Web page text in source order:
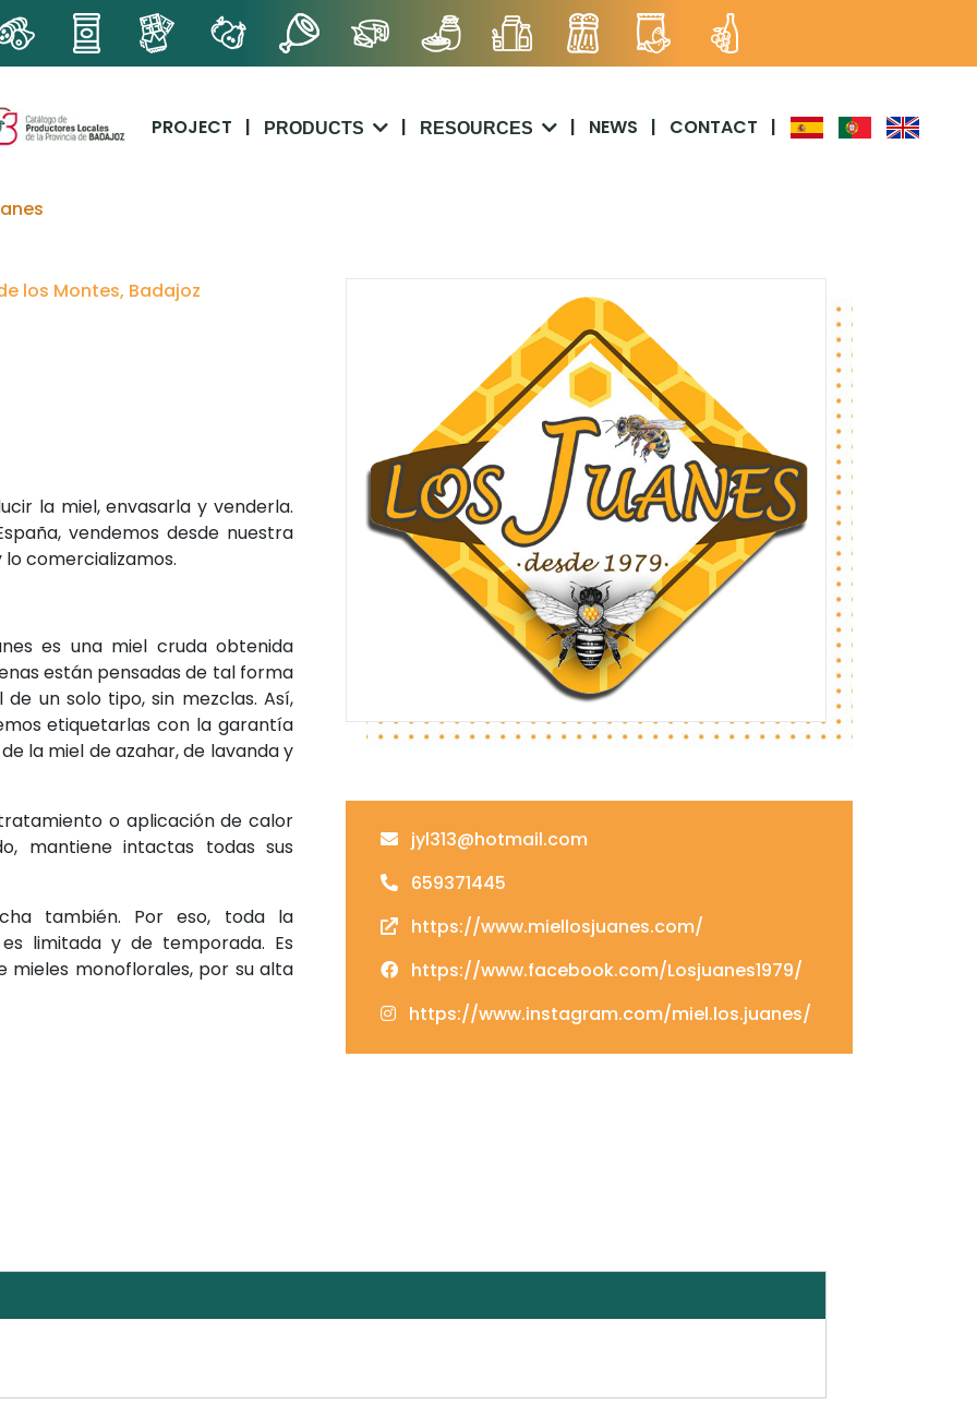
PROJECT | PRODUCTS | RESOURCES | NEWS | CONTACT |
jyl313@hotmail.com
659371445
https://www.miellosjuanes.com/
https://www.facebook.com/Losjuanes1979/
https://www.instagram.com/miel.los.juanes/
los Montes, Badajoz
la miel, envasarla y venderla.
vendemos desde nuestra
comercializamos.
es una miel cruda obtenida
están pensadas de tal forma
un solo tipo, sin mezclas. Así,
etiquetarlas con la garantía
la miel de azahar, de lavanda y
o aplicación de calor
mantiene intactas todas sus
también. Por eso, toda la
limitada y de temporada. Es
mieles monoflorales, por su alta